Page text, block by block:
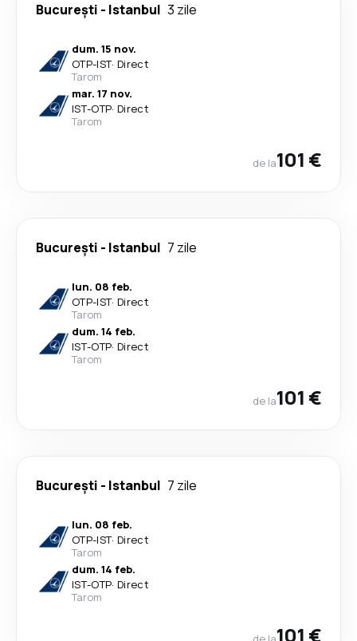
București - Istanbul 3 zile
dum. 15 nov.
OTP-IST· Direct
Tarom
mar. 17 nov.
IST-OTP· Direct
Tarom
de la101 €
București - Istanbul 7 zile
lun. 08 feb.
OTP-IST· Direct
Tarom
dum. 14 feb.
IST-OTP· Direct
Tarom
de la101 €
București - Istanbul 7 zile
lun. 08 feb.
OTP-IST· Direct
Tarom
dum. 14 feb.
IST-OTP· Direct
Tarom
101 €